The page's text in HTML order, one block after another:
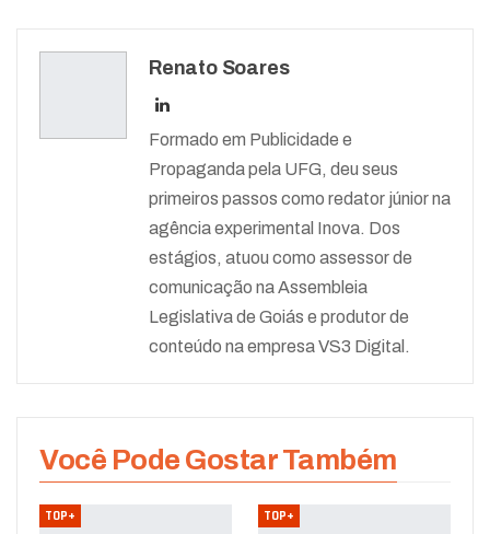
Renato Soares
Formado em Publicidade e
Propaganda pela UFG, deu seus
primeiros passos como redator júnior na
agência experimental Inova. Dos
estágios, atuou como assessor de
comunicação na Assembleia
Legislativa de Goiás e produtor de
conteúdo na empresa VS3 Digital.
Você Pode Gostar Também
TOP+ TOP+